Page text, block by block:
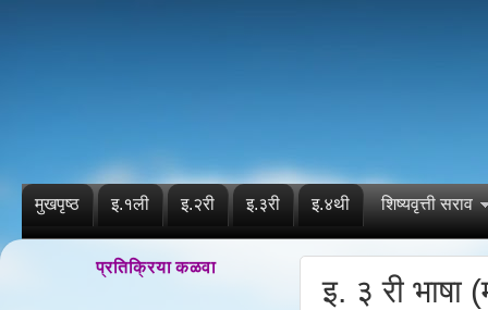
मुखपृष्ठ इ.१ली इ.२री इ.३री इ.४थी शिष्यवृत्ती सराव
इ. ३ री
प्रतिक्रिया कळवा